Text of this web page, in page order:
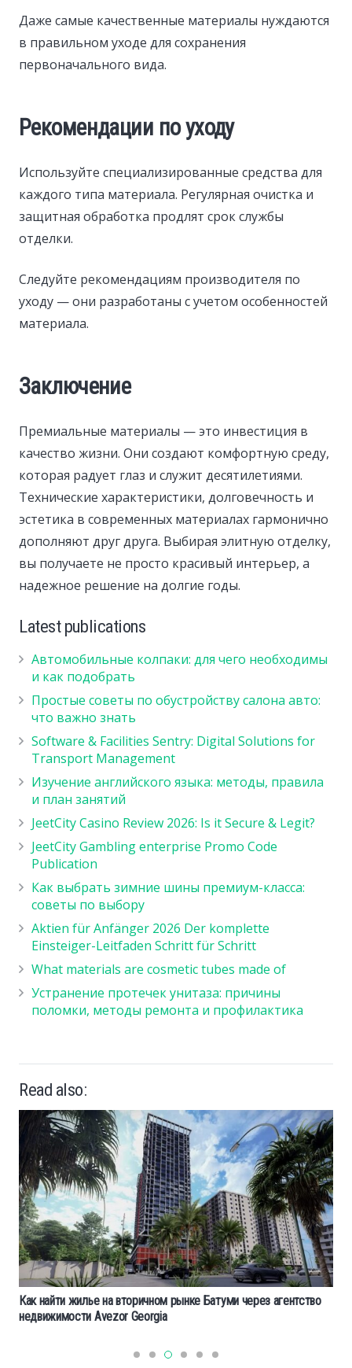
Даже самые качественные материалы нуждаются
в правильном уходе для сохранения
первоначального вида.
Рекомендации по уходу
Используйте специализированные средства для
каждого типа материала. Регулярная очистка и
защитная обработка продлят срок службы
отделки.
Следуйте рекомендациям производителя по
уходу — они разработаны с учетом особенностей
материала.
Заключение
Премиальные материалы — это инвестиция в
качество жизни. Они создают комфортную среду,
которая радует глаз и служит десятилетиями.
Технические характеристики, долговечность и
эстетика в современных материалах гармонично
дополняют друг друга. Выбирая элитную отделку,
вы получаете не просто красивый интерьер, а
надежное решение на долгие годы.
Latest publications
Автомобильные колпаки: для чего необходимы
и как подобрать
Простые советы по обустройству салона авто:
что важно знать
Software & Facilities Sentry: Digital Solutions for
Transport Management
Изучение английского языка: методы, правила
и план занятий
JeetCity Casino Review 2026: Is it Secure & Legit?
JeetCity Gambling enterprise Promo Code
Publication
Как выбрать зимние шины премиум-класса:
советы по выбору
Aktien für Anfänger 2026 Der komplette
Einsteiger-Leitfaden Schritt für Schritt
What materials are cosmetic tubes made of
Устранение протечек унитаза: причины
поломки, методы ремонта и профилактика
Read also:
Как найти жилье на вторичном рынке Батуми через агентство
недвижимости Avezor Georgia